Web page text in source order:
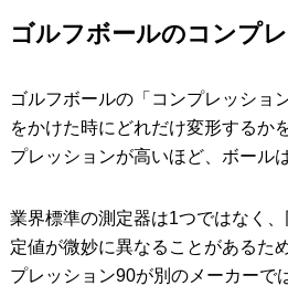
ゴルフボールのコンプ
ゴルフボールの「コンプレッショ
をかけた時にどれだけ変形するか
プレッションが高いほど、ボール
業界標準の測定器は1つではなく
定値が微妙に異なることがあるた
プレッション90が別のメーカーで